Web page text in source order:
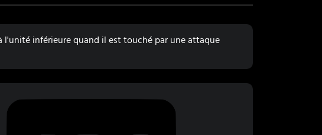
l'unité inférieure quand il est touché par une attaque